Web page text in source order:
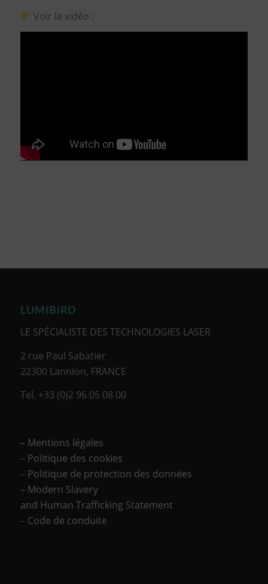
Voir la vidéo :
LUMIBIRD
LE SPÉCIALISTE DES TECHNOLOGIES LASER
2 rue Paul Sabatier
22300 Lannion, FRANCE
Tel. +33 (0)2 96 05 08 00
– Mentions légales
– Politique des cookies
– Politique de protection des données
– Modern Slavery
and Human Trafficking Statement
– Code de conduite